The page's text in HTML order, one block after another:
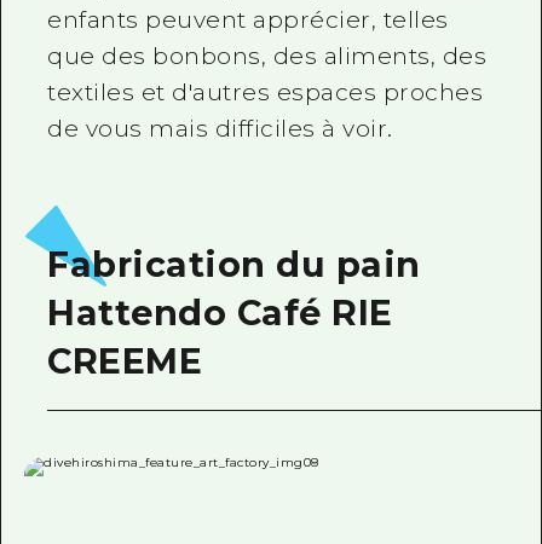
enfants peuvent apprécier, telles
que des bonbons, des aliments, des
textiles et d'autres espaces proches
de vous mais difficiles à voir.
Fabrication du pain
Hattendo Café RIE
CREEME